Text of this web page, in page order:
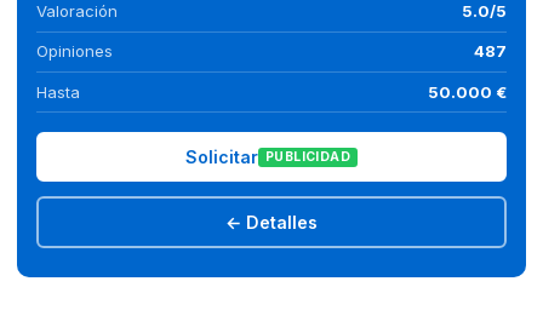
Valoración 5.0/5
Opiniones 487
Hasta 50.000 €
Solicitar PUBLICIDAD
← Detalles